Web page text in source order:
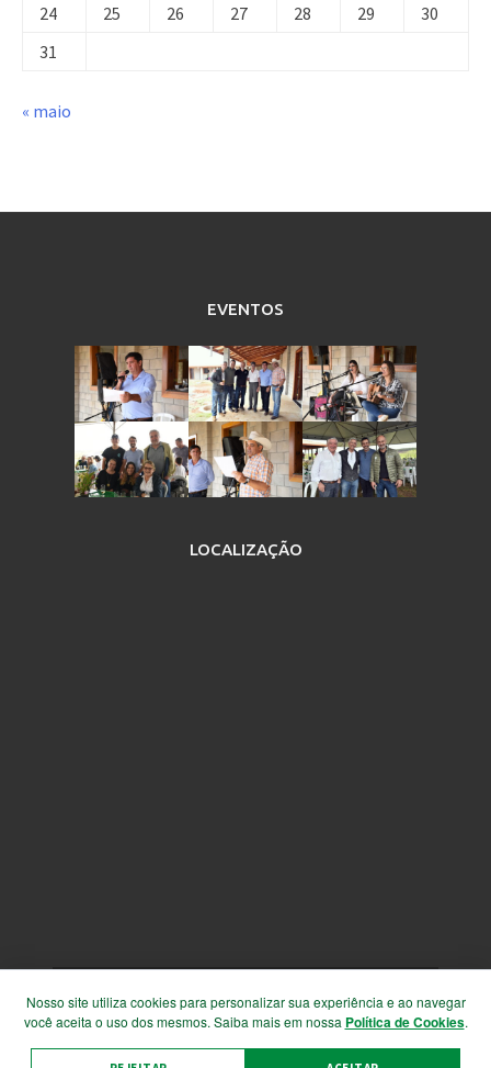
24
25 26 27 28 29
30
31
« maio
EVENTOS
LOCALIZAÇÃO
Copyright © 2026
Sindicato Rural de
Pindamonhangaba .
Nosso site utiliza cookies para personalizar sua experiência e ao navegar
você aceita o uso dos mesmos. Saiba mais em nossa Política de Cookies.